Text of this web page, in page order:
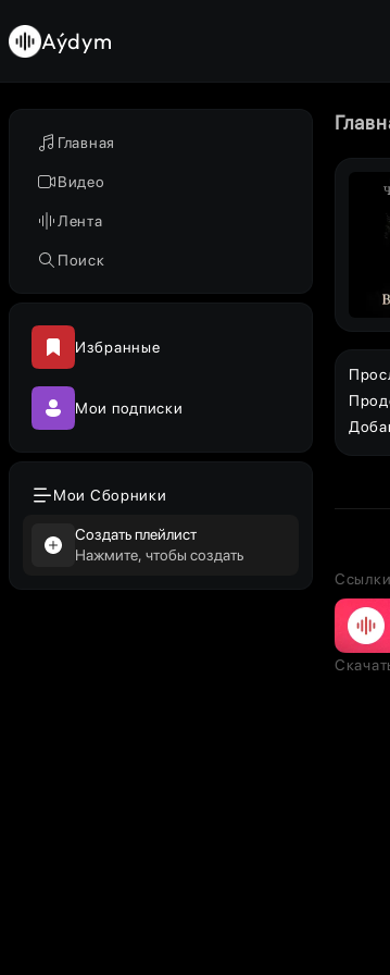
Главная
Видео
Лента
Поиск
Избранные
Мои подписки
Мои Сборники
Создать плейлист
Нажмите, чтобы создать
Aýdym
Ссылки